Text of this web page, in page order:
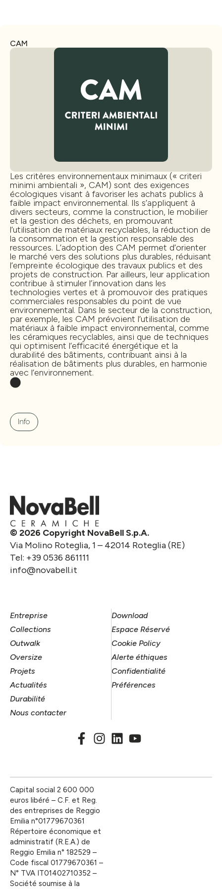
CAM
Info
Les critères environnementaux minimaux (« criteri
minimi ambientali », CAM) sont des exigences
écologiques visant à favoriser les achats publics à
faible impact environnemental. Ils s’appliquent à
divers secteurs, comme la construction, le mobilier
et la gestion des déchets, en promouvant
l’utilisation de matériaux recyclables, la réduction de
la consommation et la gestion responsable des
ressources. L’adoption des CAM permet d’orienter
le marché vers des solutions plus durables, réduisant
l’empreinte écologique des travaux publics et des
projets de construction. Par ailleurs, leur application
contribue à stimuler l’innovation dans les
technologies vertes et à promouvoir des pratiques
commerciales responsables du point de vue
environnemental. Dans le secteur de la construction,
par exemple, les CAM prévoient l’utilisation de
matériaux à faible impact environnemental, comme
les céramiques recyclables, ainsi que de techniques
qui optimisent l’efficacité énergétique et la
durabilité des bâtiments, contribuant ainsi à la
réalisation de bâtiments plus durables, en harmonie
avec l’environnement.
© 2026 Copyright NovaBell S.p.A.
Via Molino Roteglia, 1 – 42014 Roteglia (RE)
Tel: +39 0536 861111
info@novabell.it
Entreprise
Collections
Outwalk
Oversize
Projets
Actualités
Durabilité
Nous contacter
Download
Espace Réservé
Cookie Policy
Alerte éthiques
Confidentialité
Préférences
Capital social 2 600 000
euros libéré – C.F. et Reg.
des entreprises de Reggio
Emilia n°01779670361
Répertoire économique et
administratif (R.E.A.) de
Reggio Emilia n° 182529 –
Code fiscal 01779670361 –
N° TVA IT01402710352 –
Société soumise à la